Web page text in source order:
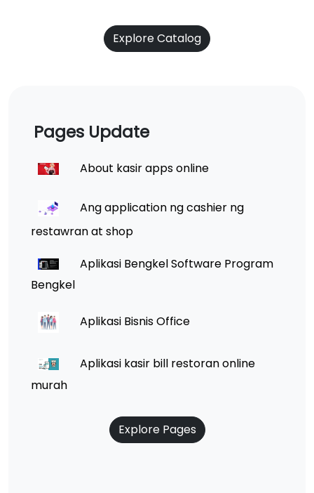
Explore Catalog
Pages Update
About kasir apps online
Ang application ng cashier ng
restawran at shop
Aplikasi Bengkel Software Program
Bengkel
Aplikasi Bisnis Office
Aplikasi kasir bill restoran online
murah
Explore Pages